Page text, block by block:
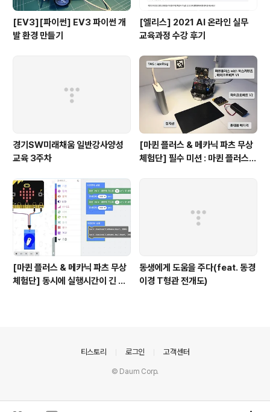
[EV3][파이썬] EV3 파이썬 개
발 환경 만들기
[엘리스] 2021 AI 온라인 실무
교육과정 수강 후기
경기SW미래채움 일반강사양성
교육 3주차
[마퀸 플러스 & 메카닉 파츠 무상
체험단] 필수 미션 : 마퀸 플러스가
[마퀸 플러스 & 메카닉 파츠 무상
체험단] 동시에 실행시간이 긴 여
동생에게 도움을 주다(feat. 동경
이경 T형관 전개도)
티스토리 로그인 고객센터
© Daum Corp.